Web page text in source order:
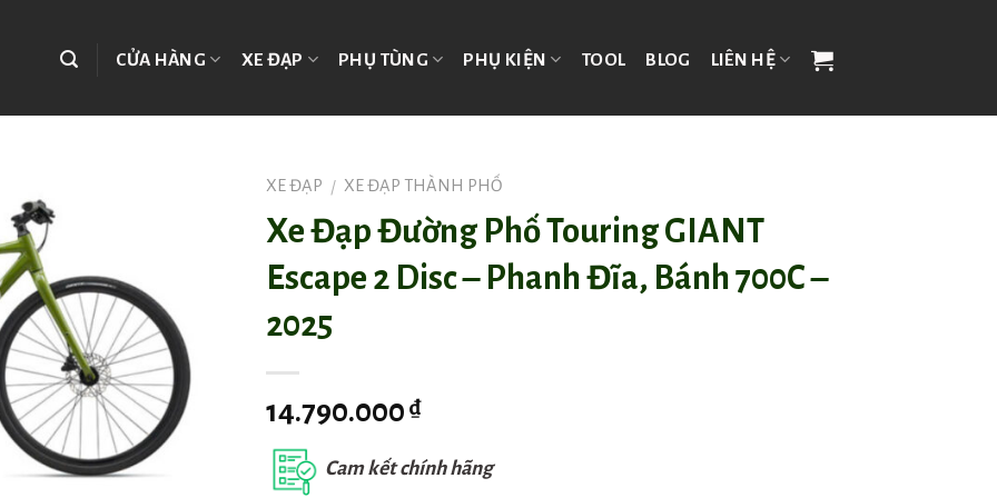
CỬA HÀNG XE ĐẠP PHỤ TÙNG PHỤ KIỆN TOOL BLOG LIÊN HỆ
XE ĐẠP / XE ĐẠP THÀNH PHỐ
Xe Đạp Đường Phố Touring GIANT
Escape 2 Disc – Phanh Đĩa, Bánh 700C –
2025
14.790.000 ₫
Cam kết chính hãng